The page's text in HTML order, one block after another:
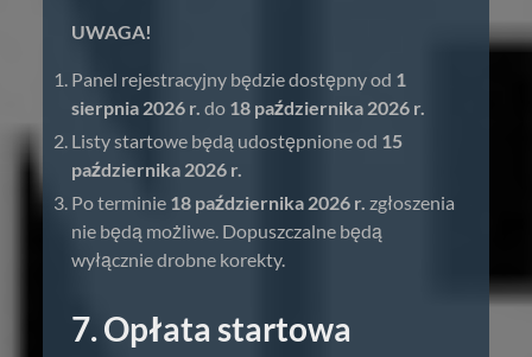
UWAGA!
Panel rejestracyjny będzie dostępny od 1
sierpnia 2026 r. do 18 października 2026 r.
Listy startowe będą udostępnione od 15
października 2026 r.
Po terminie 18 października 2026 r. zgłoszenia
nie będą możliwe. Dopuszczalne będą
wyłącznie drobne korekty.
7. Opłata startowa